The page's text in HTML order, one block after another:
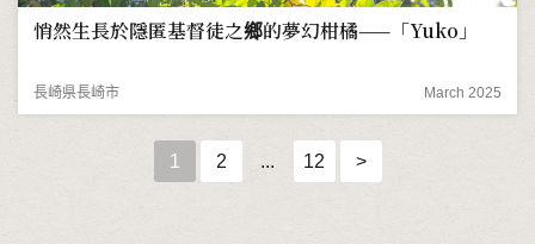
悄然生長於隱匿基督徒之鄉的夢幻柑橘——「Yuko」
長崎県長崎市 March 2025
1 2 ... 12 >